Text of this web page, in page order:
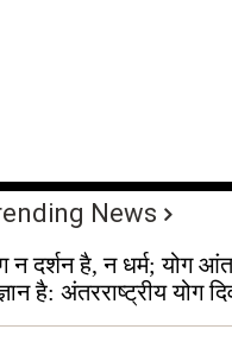
News
न दर्शन है, न धर्म; योग
है: अंतरराष्ट्रीय योग